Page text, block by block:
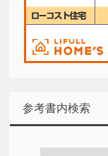
参考書内検索